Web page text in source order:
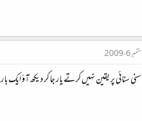
ستمبر 6، 2009
سنی سنائی پر یقین نہیں کرتے یار جا کر دیکھ آؤ ایک بار